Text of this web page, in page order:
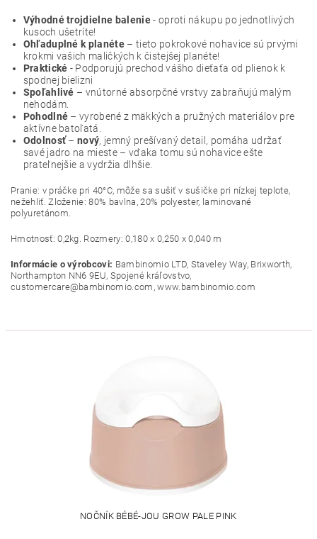
Výhodné trojdielne balenie- oproti nákupu po jednotlivých
kusoch ušetríte!
Ohľaduplné k planéte – tieto pokrokové nohavice sú prvými
krokmi vašich maličkých k čistejšej planéte!
Praktické - Podporujú prechod vášho dieťaťa od plienok k
spodnej bielizni
Spoľahlivé – vnútorné absorpčné vrstvy zabraňujú malým
nehodám.
Pohodlné – vyrobené z mäkkých a pružných materiálov pre
aktívne batoľatá.
Odolnosť–nový, jemný prešívaný detail, pomáha udržať
savé jadro na mieste – vďaka tomu sú nohavice ešte
prateľnejšie a vydržia dlhšie.
Pranie: v práčke pri 40°C, môže sa sušiť v sušičke pri nízkej teplote,
nežehliť. Zloženie: 80% bavlna, 20% polyester, laminované
polyuretánom.
Hmotnosť: 0,2kg. Rozmery: 0,180 x 0,250 x 0,040 m
Informácie o výrobcovi: Bambinomio LTD, Staveley Way, Brixworth,
Northampton NN6 9EU, Spojené kráľovstvo,
customercare@bambinomio.com, www.bambinomio.com
NOČNÍK BÉBÉ-JOU GROW PALE PINK